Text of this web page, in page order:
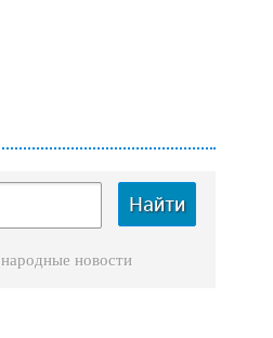
Найти
народные новости